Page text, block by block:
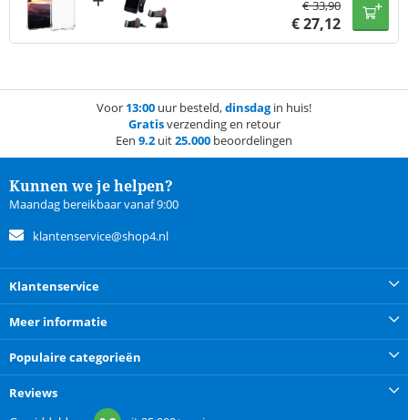
€33,90
€27,12
Voor 13:00 uur besteld,dinsdagin huis!
Gratisverzending en retour
Een 9.2 uit25.000 beoordelingen
Kunnen we je helpen?
Maandag bereikbaar vanaf 9:00
klantenservice@shop4.nl
Klantenservice
Meer informatie
Populaire categorieën
Reviews